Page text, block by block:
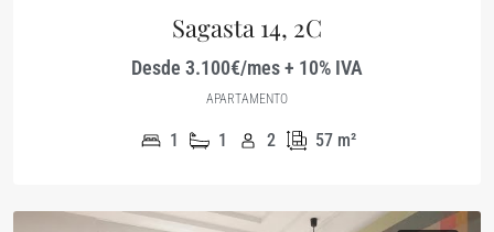
Sagasta 14, 2C
Desde 3.100€/mes + 10% IVA
APARTAMENTO
1 1 2 57 m²